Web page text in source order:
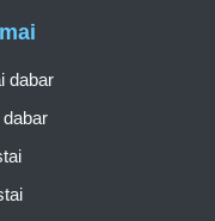
dabar